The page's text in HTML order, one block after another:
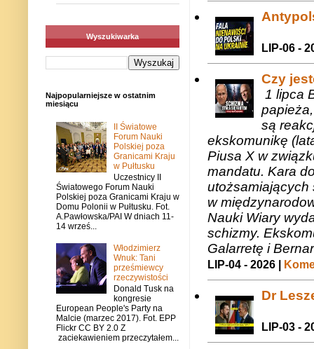
LIP-06 -
Czy
1 lipca
są
ekskomunikę
Piusa X w
mandatu. Kara
utożsamiających
w
Nauki Wiary
schizmy.
Galarretę i
LIP-04 - 2026 |
Dr
LIP-03 -
Wyszukiwarka
Najpopularniejsze w ostatnim
miesiącu
II Światowe
Forum Nauki
Polskiej poza
Granicami Kraju
w Pułtusku
Uczestnicy II
Światowego Forum Nauki
Polskiej poza Granicami Kraju w
Domu Polonii w Pułtusku. Fot.
A.Pawłowska/PAI W dniach 11-
14 wrześ...
Włodzimierz
Wnuk: Tani
prześmiewcy
rzeczywistości
Donald Tusk na
kongresie
European People's Party na
Malcie (marzec 2017). Fot. EPP
Flickr CC BY 2.0 Z
zaciekawieniem przeczytałem...